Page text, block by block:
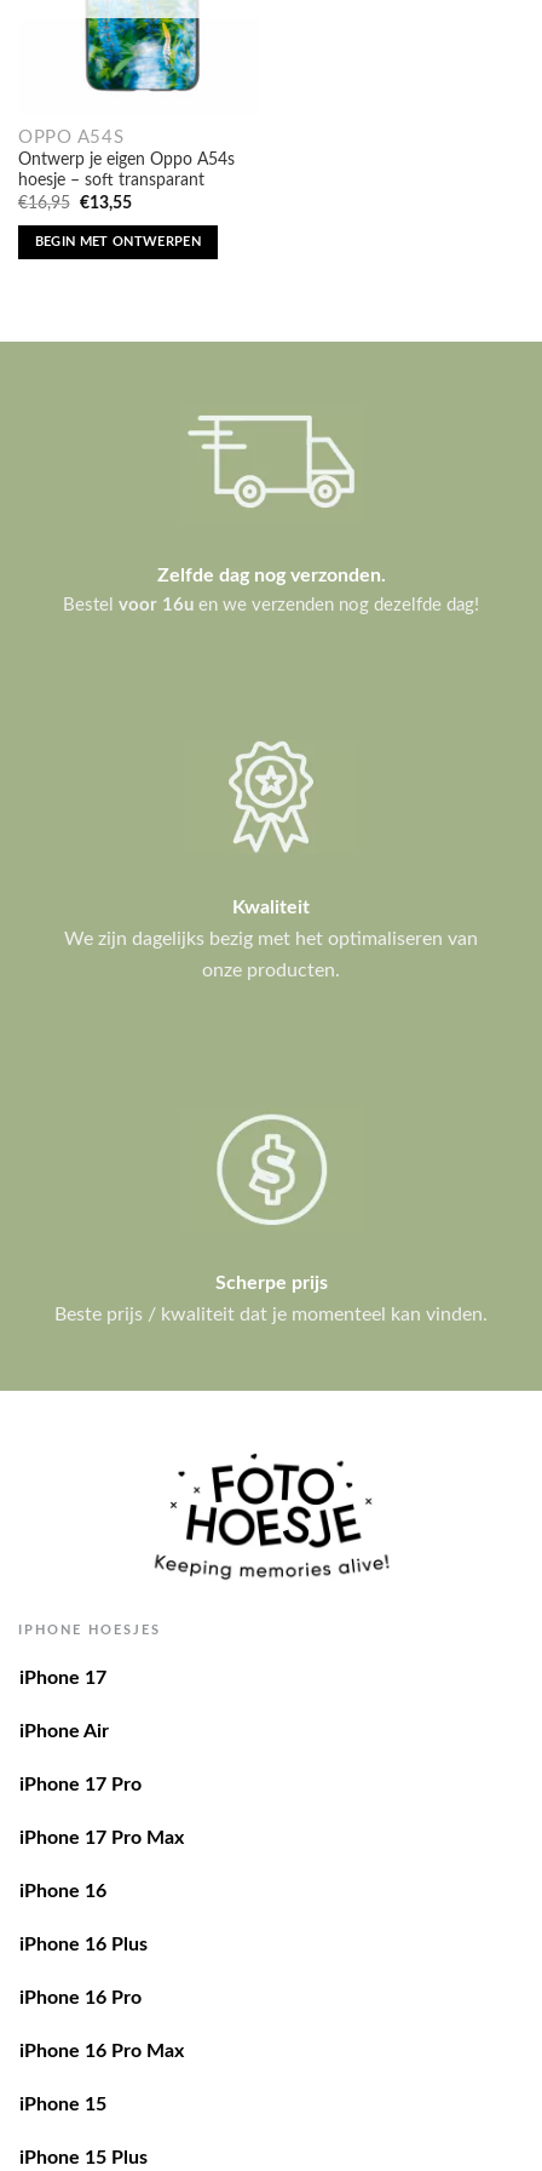
OPPO A54S
Ontwerp je eigen Oppo A54s
hoesje – soft transparant
€16,95 Oorspronkelijke
was:
€16,95.
€13,55Huidige
is:
€13,55.
BEGIN MET ONTWERPEN
Zelfde dag nog verzonden.
Bestel voor 16u en we verzenden nog dezelfde dag!
Kwaliteit
We zijn dagelijks bezig met het optimaliseren van
onze producten.
Scherpe prijs
Beste prijs / kwaliteit dat je momenteel kan vinden.
IPHONE HOESJES
iPhone 17
iPhone Air
iPhone 17 Pro
iPhone 17 Pro Max
iPhone 16
iPhone 16 Plus
iPhone 16 Pro
iPhone 16 Pro Max
iPhone 15
iPhone 15 Plus